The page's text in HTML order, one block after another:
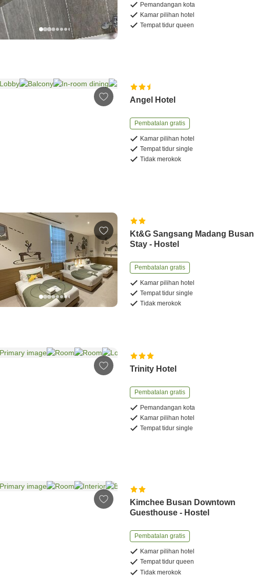
Pemandangan kota
Kamar pilihan hotel
Tempat tidur queen
Angel Hotel
Pembatalan gratis
Kamar pilihan hotel
Tempat tidur single
Tidak merokok
Kt&G Sangsang Madang Busan
Stay - Hostel
Pembatalan gratis
Kamar pilihan hotel
Tempat tidur single
Tidak merokok
Trinity Hotel
Pembatalan gratis
Pemandangan kota
Kamar pilihan hotel
Tempat tidur single
Kimchee Busan Downtown
Guesthouse - Hostel
Pembatalan gratis
Kamar pilihan hotel
Tempat tidur queen
Tidak merokok